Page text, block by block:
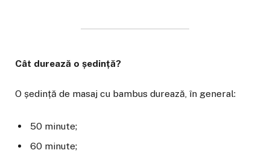
Cât durează o ședință?
O ședință de masaj cu bambus durează, în general:
50 minute;
60 minute;